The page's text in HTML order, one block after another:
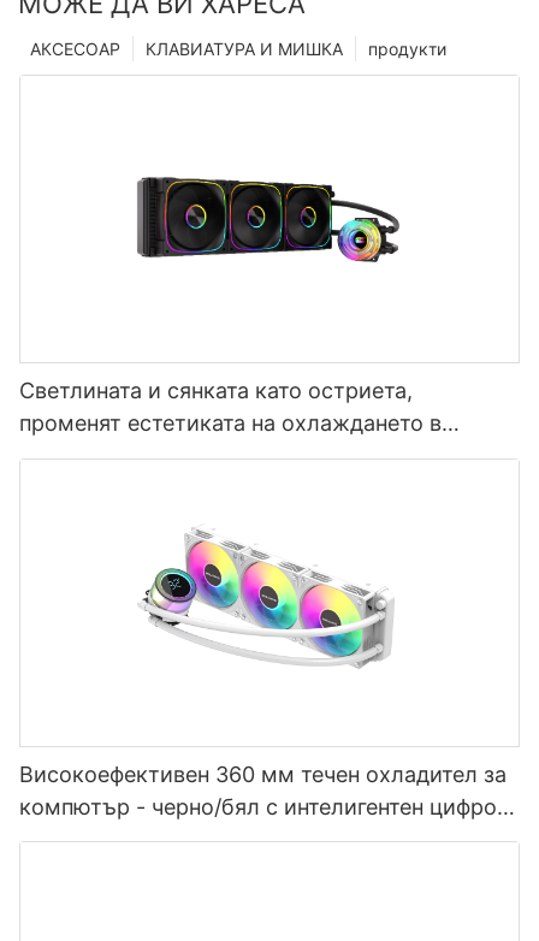
продукти
КЛАВИАТУРА И МИШКА
АКСЕСОАР
Светлината и сянката като остриета,
променят естетиката на охлаждането в
електронните спортове
Високоефективен 360 мм течен охладител за
компютър - черно/бял с интелигентен цифров
контрол на температурата